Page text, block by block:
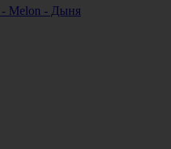
Melon - Дыня